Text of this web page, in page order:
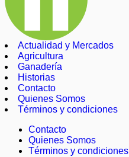
Actualidad y Mercados
Agricultura
Ganadería
Historias
Contacto
Quienes Somos
Términos y condiciones
Contacto
Quienes Somos
Términos y condiciones